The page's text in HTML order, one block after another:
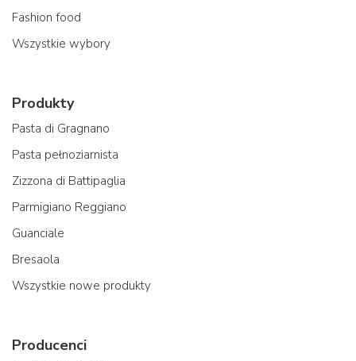
Fashion food
Wszystkie wybory
Produkty
Pasta di Gragnano
Pasta pełnoziarnista
Zizzona di Battipaglia
Parmigiano Reggiano
Guanciale
Bresaola
Wszystkie nowe produkty
Producenci